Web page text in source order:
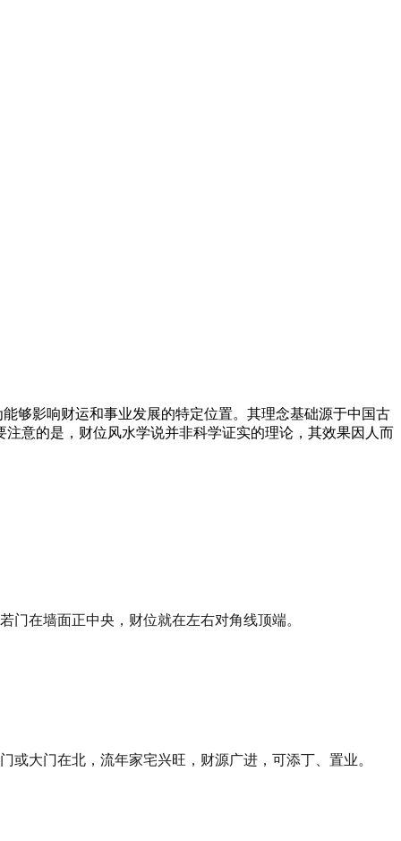
够影响财运和事业发展的特定位置。其理念基础源于中国古
意的是，财位风水学说并非科学证实的理论，其效果因人而
在墙面正中央，财位就在左右对角线顶端。
大门在北，流年家宅兴旺，财源广进，可添丁、置业。